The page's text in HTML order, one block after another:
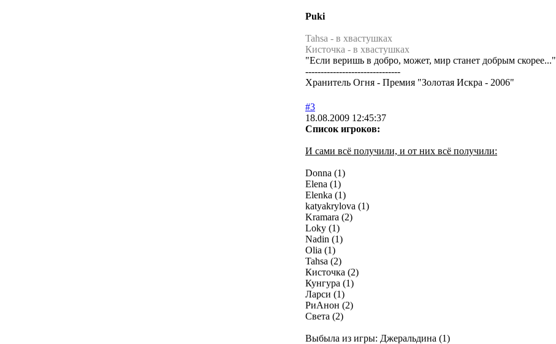
Puki
Tahsa - в хвастушках
Кисточка - в хвастушках
"Если веришь в добро, может, мир станет добрым скорее..."
-------------------------------
Хранитель Огня - Премия "Золотая Искра - 2006"
#3
18.08.2009 12:45:37
Список игроков:
И сами всё получили, и от них всё получили:
Donna (1)
Elena (1)
Elenka (1)
katyakrylova (1)
Kramara (2)
Loky (1)
Nadin (1)
Olia (1)
Tahsa (2)
Кисточка (2)
Кунгура (1)
Ларси (1)
РиАнон (2)
Света (2)
Выбыла из игры: Джеральдина (1)